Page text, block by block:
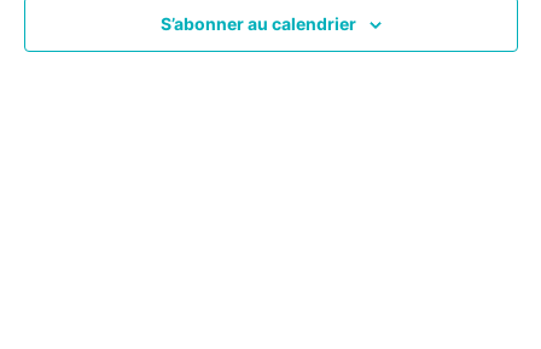
S’abonner au calendrier